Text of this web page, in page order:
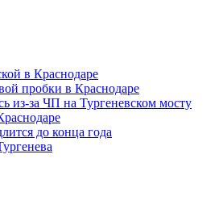
в Краснодаре
пробки в Краснодаре
из-за ЧП на Тургеневском мосту
до конца года